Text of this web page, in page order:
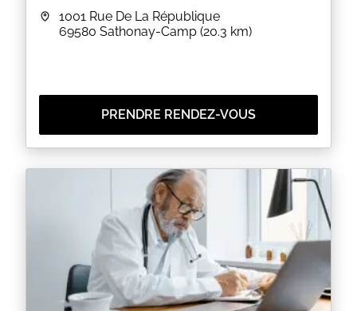
1001 Rue De La République
69580 Sathonay-Camp (20.3 km)
PRENDRE RENDEZ-VOUS